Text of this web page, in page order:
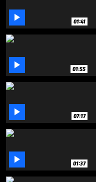
minutes,
seconds
 01:41
 01:55
 07:17
 01:37